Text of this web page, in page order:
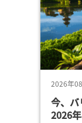
2026年
今、バ
2026